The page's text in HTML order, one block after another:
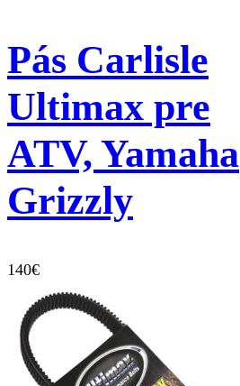
Pás Carlisle
Ultimax pre
ATV, Yamaha
Grizzly
140€